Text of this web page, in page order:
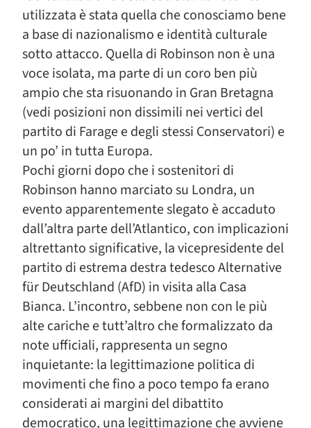
utilizzata è stata quella che conosciamo bene
a base di nazionalismo e identità culturale
sotto attacco. Quella di Robinson non è una
voce isolata, ma parte di un coro ben più
ampio che sta risuonando in Gran Bretagna
(vedi posizioni non dissimili nei vertici del
partito di Farage e degli stessi Conservatori) e
un po’ in tutta Europa.
Pochi giorni dopo che i sostenitori di
Robinson hanno marciato su Londra, un
evento apparentemente slegato è accaduto
dall’altra parte dell’Atlantico, con implicazioni
altrettanto significative, la vicepresidente del
partito di estrema destra tedesco Alternative
für Deutschland (AfD) in visita alla Casa
Bianca. L’incontro, sebbene non con le più
alte cariche e tutt’altro che formalizzato da
note ufficiali, rappresenta un segno
inquietante: la legittimazione politica di
movimenti che fino a poco tempo fa erano
considerati ai margini del dibattito
democratico, una legittimazione che avviene